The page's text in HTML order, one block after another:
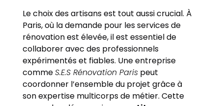
Le choix des artisans est tout aussi crucial. À
Paris, où la demande pour les services de
rénovation est élevée, il est essentiel de
collaborer avec des professionnels
expérimentés et fiables. Une entreprise
commeS.E.S Rénovation Paris peut
coordonner l’ensemble du projet grâce à
son expertise multicorps de métier. Cette